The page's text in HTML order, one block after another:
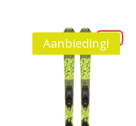
Aanbieding!